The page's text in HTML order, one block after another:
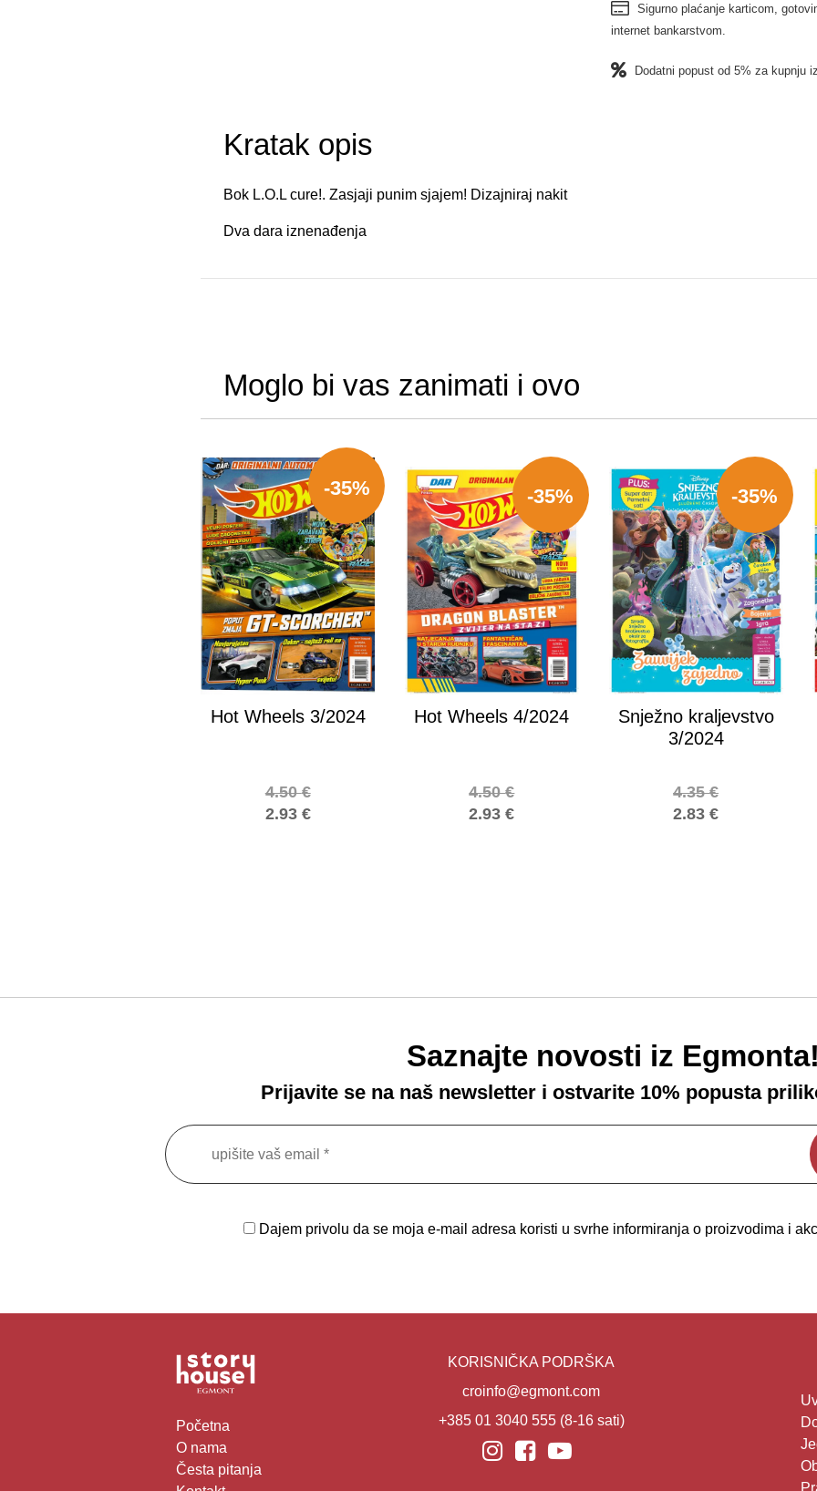
Sigurno plaćanje karticom,
internet bankarstvom.
Dodatni popust od 5% za kupnju
Kratak opis
Bok L.O.L cure!. Zasjaji punim sjajem! Dizajniraj nakit
Dva dara iznenađenja
Moglo bi vas zanimati i ovo
-35%
Hot Wheels 3/2024
2.93 €
4.50€
-35%
Hot Wheels 4/2024
2.93€
4.50€
-35%
Snježno kraljevstvo
3/2024
2.83€
4.35€
Saznajte novosti iz
Prijavite se na naš newsletter i ostvarite 10% popusta
Dajem privolu da se moja e-mail adresa koristi u svrhe informiranja o proizvodima i
Početna
O nama
Česta pitanja
KORISNIČKA PODRŠKA
croinfo@egmont.com
+385 01 3040 555(8-16 sati)